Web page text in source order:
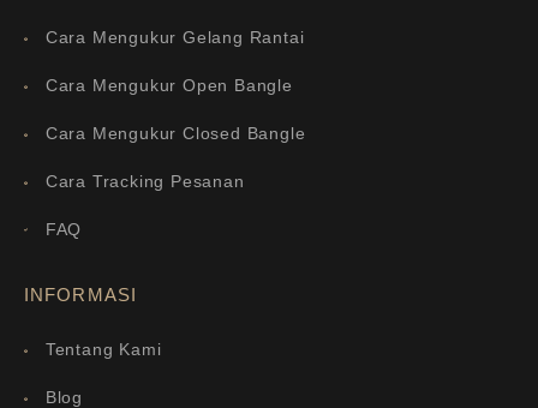
Cara Mengukur Gelang Rantai
Cara Mengukur Open Bangle
Cara Mengukur Closed Bangle
Cara Tracking Pesanan
FAQ
INFORMASI
Tentang Kami
Blog